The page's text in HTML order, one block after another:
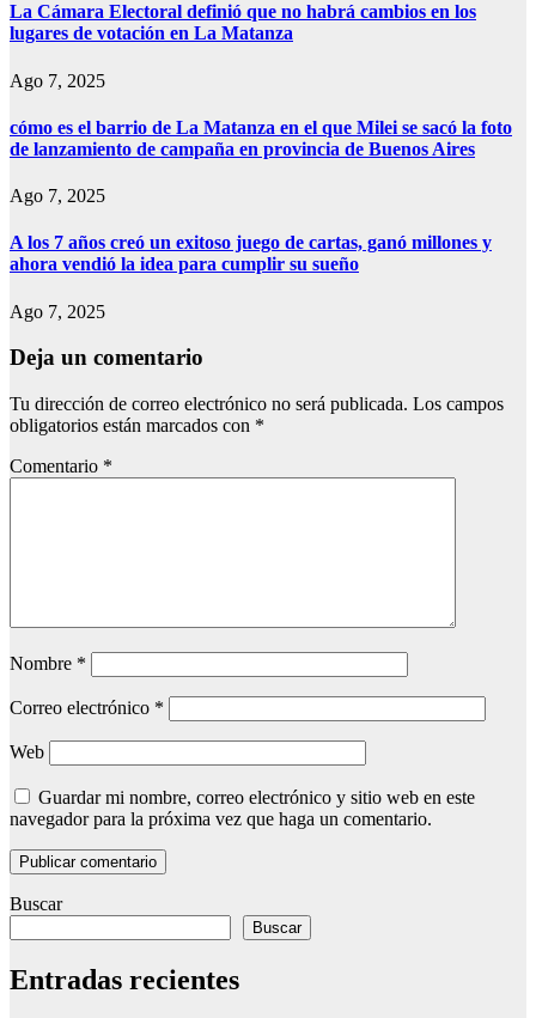
La Cámara Electoral definió que no habrá cambios en los
lugares de votación en La Matanza
Ago 7, 2025
cómo es el barrio de La Matanza en el que Milei se sacó la foto
de lanzamiento de campaña en provincia de Buenos Aires
Ago 7, 2025
A los 7 años creó un exitoso juego de cartas, ganó millones y
ahora vendió la idea para cumplir su sueño
Ago 7, 2025
Deja un comentario
Tu dirección de correo electrónico no será publicada. Los campos
obligatorios están marcados con *
Comentario *
Nombre *
Correo electrónico *
Web
Guardar mi nombre, correo electrónico y sitio web en este
navegador para la próxima vez que haga un comentario.
Buscar
Buscar
Entradas recientes